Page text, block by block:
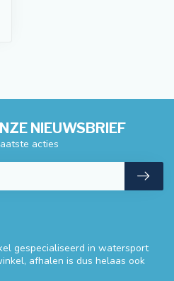
gespecialiseerd in watersport
afhalen is dus helaas ook
NIEUWSBRIEF
acties